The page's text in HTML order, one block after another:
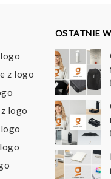
z logo
logo
OSTATNIE